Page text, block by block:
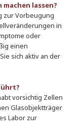
lassen?
zur Vorbeugung
in
oder
einen
sich aktiv an der
vorsichtig Zellen
Glasobjektträger
Labor zur